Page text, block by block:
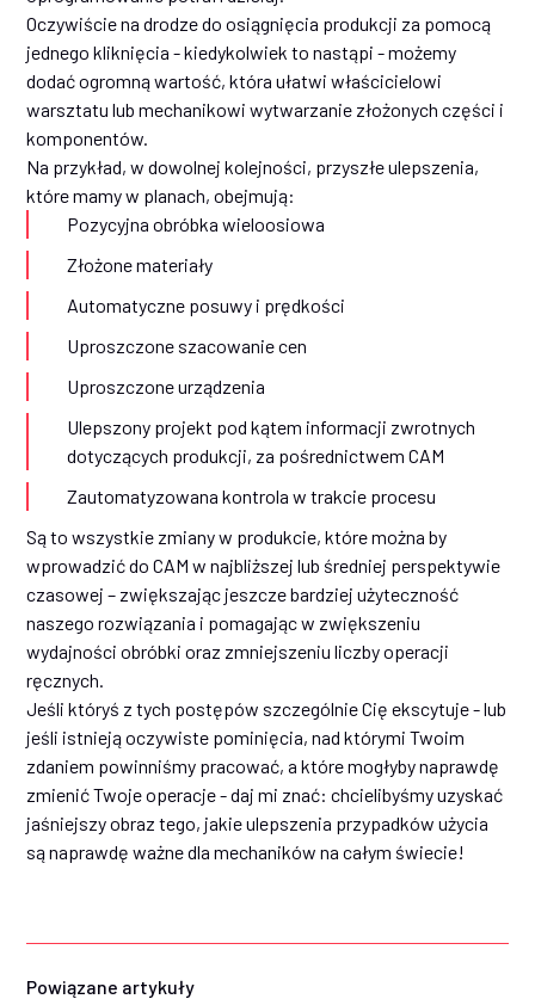
Oczywiście na drodze do osiągnięcia produkcji za pomocą
jednego kliknięcia - kiedykolwiek to nastąpi - możemy
dodać ogromną wartość, która ułatwi właścicielowi
warsztatu lub mechanikowi wytwarzanie złożonych części i
komponentów.
Na przykład, w dowolnej kolejności, przyszłe ulepszenia,
które mamy w planach, obejmują:
Pozycyjna obróbka wieloosiowa
Złożone materiały
Automatyczne posuwy i prędkości
Uproszczone szacowanie cen
Uproszczone urządzenia
Ulepszony projekt pod kątem informacji zwrotnych
dotyczących produkcji, za pośrednictwem CAM
Zautomatyzowana kontrola w trakcie procesu
Są to wszystkie zmiany w produkcie, które można by
wprowadzić do CAM w najbliższej lub średniej perspektywie
czasowej – zwiększając jeszcze bardziej użyteczność
naszego rozwiązania i pomagając w zwiększeniu
wydajności obróbki oraz zmniejszeniu liczby operacji
ręcznych.
Jeśli któryś z tych postępów szczególnie Cię ekscytuje - lub
jeśli istnieją oczywiste pominięcia, nad którymi Twoim
zdaniem powinniśmy pracować, a które mogłyby naprawdę
zmienić Twoje operacje - daj mi znać: chcielibyśmy uzyskać
jaśniejszy obraz tego, jakie ulepszenia przypadków użycia
są naprawdę ważne dla mechaników na całym świecie!
Powiązane artykuły